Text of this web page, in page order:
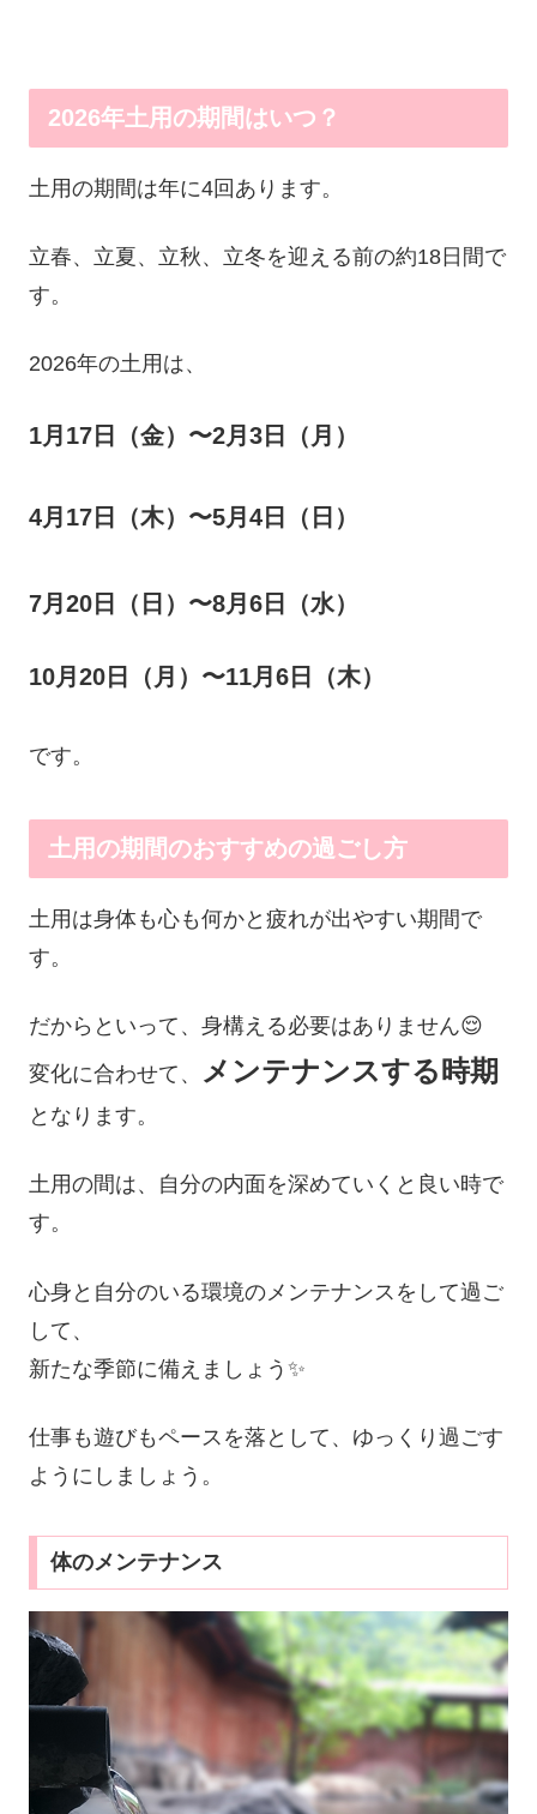
2026年土用の期間はいつ？
土用の期間は年に4回あります。
立春、立夏、立秋、立冬を迎える前の約18日間で
す。
2026年の土用は、
1月17日（金）〜2月3日（月）
4月17日（木）〜5月4日（日）
7月20日（日）〜8月6日（水）
10月20日（月）〜11月6日（木）
です。
土用の期間のおすすめの過ごし方
土用は身体も心も何かと疲れが出やすい期間で
す。
だからといって、身構える必要はありません😌
変化に合わせて、
メンテナンスする時期
となります。
土用の間は、自分の内面を深めていくと良い時で
す。
心身と自分のいる環境のメンテナンスをして過ご
して、
新たな季節に備えましょう✨
仕事も遊びもペースを落として、ゆっくり過ごす
ようにしましょう。
体のメンテナンス